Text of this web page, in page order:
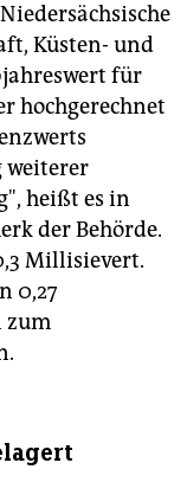
Küsten- und
für
hochgerechnet
weiterer
heißt es in
der Behörde.
Millisievert.
0,27
zum